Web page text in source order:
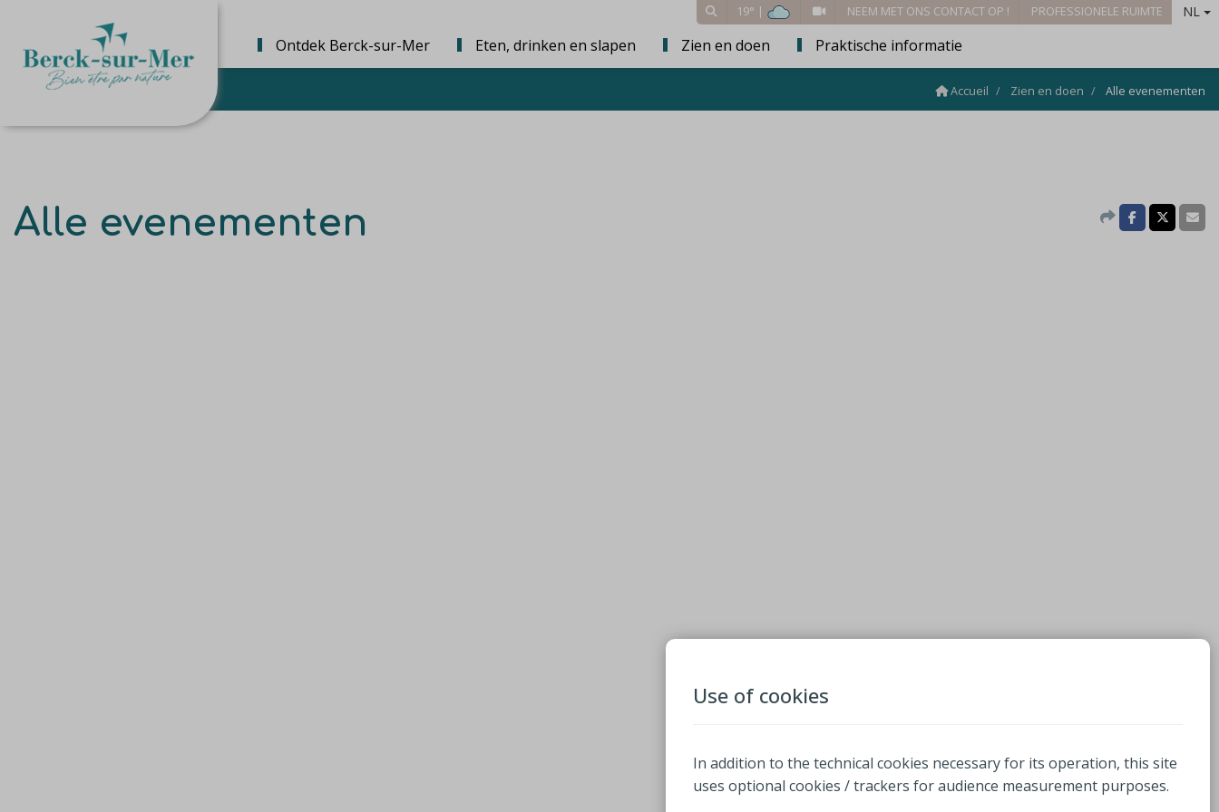
19° | NEEM MET ONS CONTACT OP ! PROFESSIONELE RUIMTE NL
Ontdek Berck-sur-Mer Eten, drinken en slapen Zien en doen Praktische informatie
Accueil Zien en doen Alle evenementen
Alle evenementen
Use of cookies
In addition to the technical cookies necessary for its operation, this site
uses optional cookies / trackers for audience measurement purposes.